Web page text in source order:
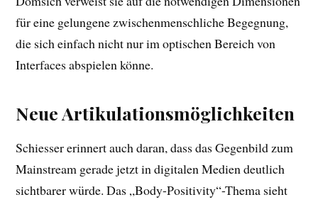
für eine gelungene zwischenmenschliche Begegnung,
die sich einfach nicht nur im optischen Bereich von
Interfaces abspielen könne.
Neue Artikulationsmöglichkeiten
Schiesser erinnert auch daran, dass das Gegenbild zum
Mainstream gerade jetzt in digitalen Medien deutlich
sichtbarer würde. Das „Body-Positivity“-Thema sieht